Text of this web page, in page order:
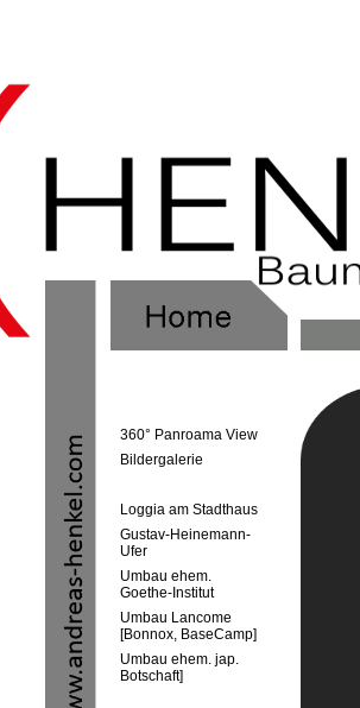
360° Panroama View
Bildergalerie
Loggia am Stadthaus
Gustav-Heinemann-
Ufer
Umbau ehem.
Goethe-Institut
Umbau Lancome
[Bonnox, BaseCamp]
Umbau ehem. jap.
Botschaft]